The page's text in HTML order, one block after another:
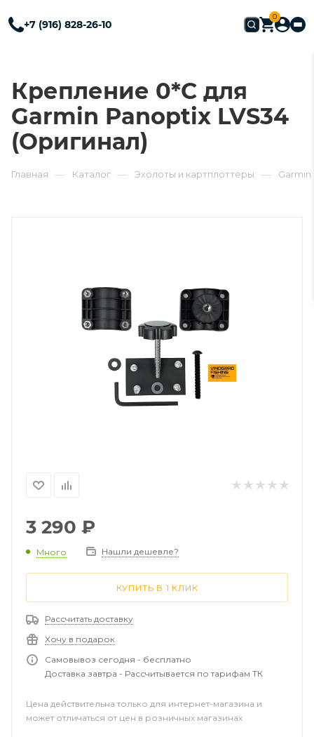
+7 (916) 828-26-10
0
Крепление 0*С для
Garmin Panoptix LVS34
(Оригинал)
Главная — Каталог — Эхолоты и картплоттеры — Garmin
3 290 ₽
Много Нашли дешевле?
КУПИТЬ В 1 КЛИК
Рассчитать доставку
Хочу в подарок
Самовывоз сегодня - бесплатно
Доставка завтра - Рассчитывается по тарифам ТК
Цена действительна только для интернет-магазина и
может отличаться от цен в розничных магазинах